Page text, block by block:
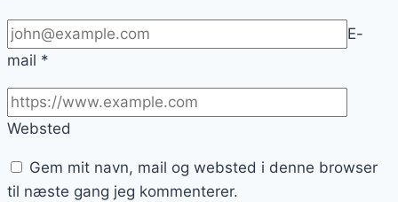
E-
mail *
Websted
Gem mit navn, mail og websted i denne browser
til næste gang jeg kommenterer.